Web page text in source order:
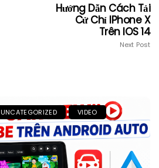
Hướng Dẫn Cách Tải
Cử Chỉ IPhone X
Trên IOS 14
Next Post
UNCATEGORIZED VIDEO